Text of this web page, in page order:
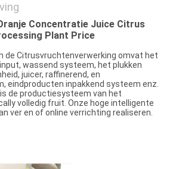
Concentratie Juice Citrus
Plant Price
de Citrusvruchtenverwerking omvat het
wassend systeem, het plukken
juicer, raffinerend, en
eindproducten inpakkend systeem enz.
de productiesysteem van het
volledig fruit. Onze hoge intelligente
ver en of online verrichting realiseren.